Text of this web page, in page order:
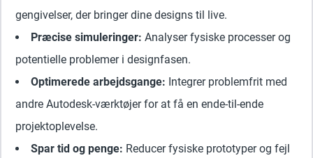
gengivelser, der bringer dine designs til live.
Præcise simuleringer: Analyser fysiske processer og
potentielle problemer i designfasen.
Optimerede arbejdsgange: Integrer problemfrit med
andre Autodesk-værktøjer for at få en ende-til-ende
projektoplevelse.
Spar tid og penge: Reducer fysiske prototyper og fejl